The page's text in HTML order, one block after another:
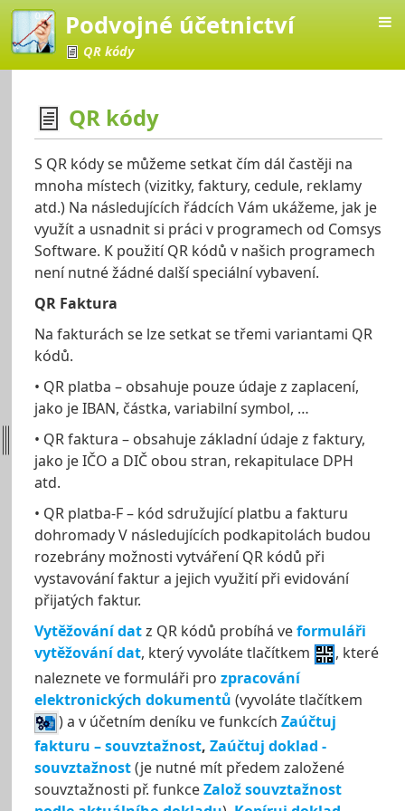
Podvojné účetnictví
QR kódy
QR kódy
S QR kódy se můžeme setkat čím dál častěji na
mnoha místech (vizitky, faktury, cedule, reklamy
atd.) Na následujících řádcích Vám ukážeme, jak je
využít a usnadnit si práci v programech od Comsys
Software. K použití QR kódů v našich programech
není nutné žádné další speciální vybavení.
QR Faktura
Na fakturách se lze setkat se třemi variantami QR
kódů.
• QR platba – obsahuje pouze údaje z zaplacení,
jako je IBAN, částka, variabilní symbol, …
• QR faktura – obsahuje základní údaje z faktury,
jako je IČO a DIČ obou stran, rekapitulace DPH
atd.
• QR platba-F – kód sdružující platbu a fakturu
dohromady V následujících podkapitolách budou
rozebrány možnosti vytváření QR kódů při
vystavování faktur a jejich využití při evidování
přijatých faktur.
Vytěžování datz QR kódů probíhá veformuláři
vytěžování dat, který vyvoláte tlačítkem
, které
naleznete ve formuláři pro zpracování
elektronických dokumentů (vyvoláte tlačítkem
) a v účetním deníku ve funkcích Zaúčtuj
fakturu – souvztažnost, Zaúčtuj doklad -
souvztažnost(je nutné mít předem založené
souvztažnosti př. funkceZalož souvztažnost